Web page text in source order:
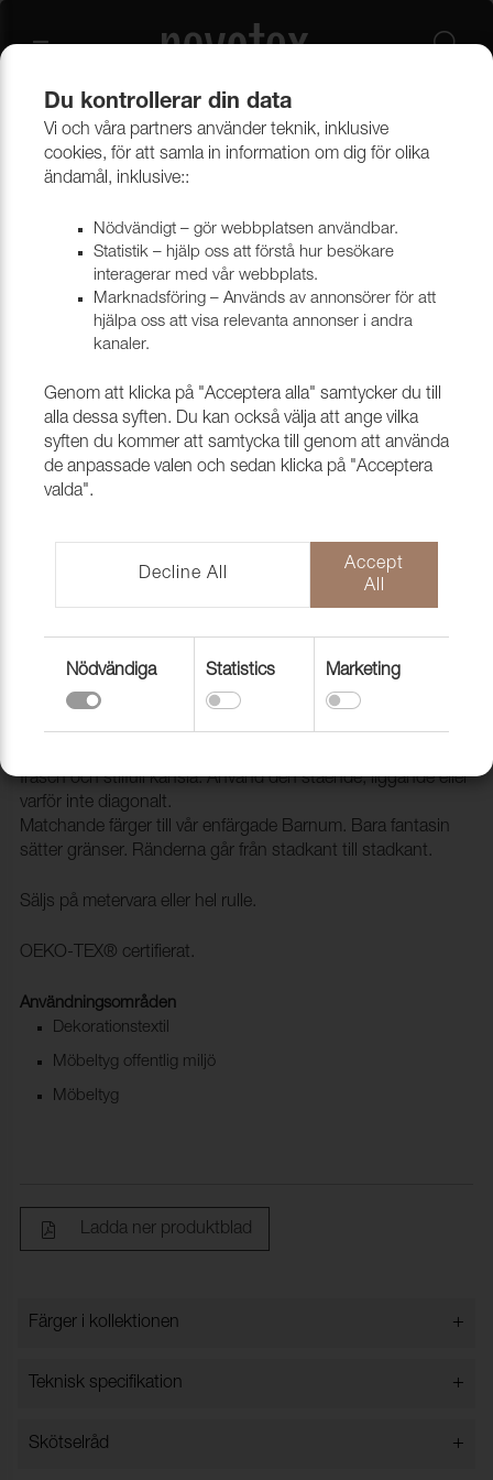
Beklädnadsmaterial Möbeltyger Alla möbeltyger
Tyg Barnum Stripe 9 Sand/Shale
1025109
fräsch och stilfull känsla. Använd den stående, liggande eller
varför inte diagonalt.
Matchande färger till vår enfärgade Barnum. Bara fantasin
sätter gränser. Ränderna går från stadkant till stadkant.
Säljs på metervara eller hel rulle.
OEKO-TEX® certifierat.
Användningsområden
Dekorationstextil
Möbeltyg offentlig miljö
Möbeltyg
Ladda ner produktblad
Färger i kollektionen +
Färger i kollektionen
Teknisk specifikation +
Bredd:
Skötselråd +
Du kontrollerar din data
Vi och våra partners använder teknik, inklusive
cookies, för att samla in information om dig för olika
ändamål, inklusive::
Nödvändigt – gör webbplatsen användbar.
Statistik – hjälp oss att förstå hur besökare
interagerar med vår webbplats.
Marknadsföring – Används av annonsörer för att
hjälpa oss att visa relevanta annonser i andra
kanaler.
Genom att klicka på "Acceptera alla" samtycker du till
alla dessa syften. Du kan också välja att ange vilka
syften du kommer att samtycka till genom att använda
de anpassade valen och sedan klicka på "Acceptera
valda".
Decline All
Accept
All
Nödvändiga Statistics Marketing